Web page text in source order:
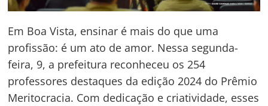
Em Boa Vista, ensinar é mais do que uma
profissão: é um ato de amor. Nessa segunda-
feira, 9, a prefeitura reconheceu os 254
professores destaques da edição 2024 do Prêmio
Meritocracia. Com dedicação e criatividade, esses